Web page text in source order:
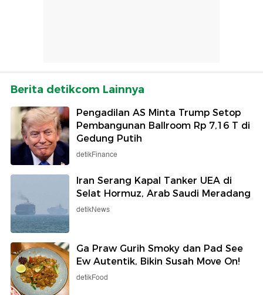
Berita detikcom Lainnya
Pengadilan AS Minta Trump Setop
Pembangunan Ballroom Rp 7,16 T di
Gedung Putih
detikFinance
Iran Serang Kapal Tanker UEA di
Selat Hormuz, Arab Saudi Meradang
detikNews
Ga Praw Gurih Smoky dan Pad See
Ew Autentik, Bikin Susah Move On!
detikFood